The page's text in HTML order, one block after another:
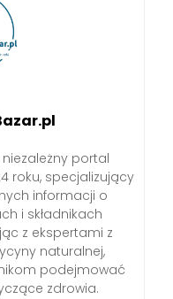
portal
roku, specjalizujący
informacji o
i składnikach
z ekspertami z
naturalnej,
podejmować
zdrowia.